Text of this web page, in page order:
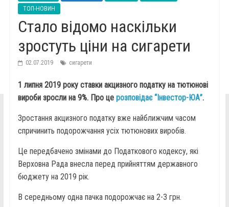
ТОП-НОВИН
Стало відомо наскільки
зростуть ціни на сигарети
02.07.2019 сигарети
1 липня 2019 року ставки акцизного податку на тютюнові
вироби зросли на 9%. Про це розповідає “Інвестор-ЮА”.
Зростання акцизного податку вже найближчим часом
спричинить подорожчання усіх тютюнових виробів.
Це передбачено змінами до Податкового кодексу, які
Верховна Рада внесла перед прийняттям державного
бюджету на 2019 рік.
В середньому одна пачка подорожчає на 2-3 грн.